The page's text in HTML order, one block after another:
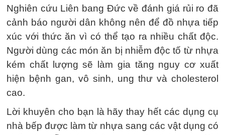
Nghiên cứu Liên bang Đức về đánh giá rủi ro đã
cảnh báo người dân không nên để đồ nhựa tiếp
xúc với thức ăn vì có thể tạo ra nhiều chất độc.
Người dùng các món ăn bị nhiễm độc tố từ nhựa
kém chất lượng sẽ làm gia tăng nguy cơ xuất
hiện bệnh gan, vô sinh, ung thư và cholesterol
cao.
Lời khuyên cho bạn là hãy thay hết các dụng cụ
nhà bếp được làm từ nhựa sang các vật dụng có